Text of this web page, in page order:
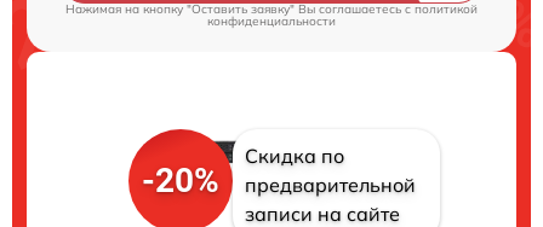
Нажимая на кнопку "Оставить заявку" Вы соглашаетесь cполитикой
конфиденциальности
-20%
Скидка по
предварительной
записи на сайте